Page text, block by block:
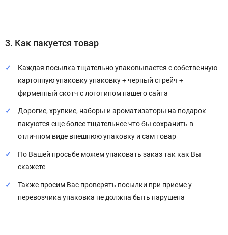
3. Как пакуется товар
Каждая посылка тщательно упаковывается с собственную
картонную упаковку упаковку + черный стрейч +
фирменный скотч с логотипом нашего сайта
Дорогие, хрупкие, наборы и ароматизаторы на подарок
пакуются еще более тщательнее что бы сохранить в
отличном виде внешнюю упаковку и сам товар
По Вашей просьбе можем упаковать заказ так как Вы
скажете
Также просим Вас проверять посылки при приеме у
перевозчика упаковка не должна быть нарушена